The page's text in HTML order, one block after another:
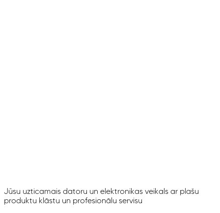
Jūsu uzticamais datoru un elektronikas veikals ar plašu
produktu klāstu un profesionālu servisu